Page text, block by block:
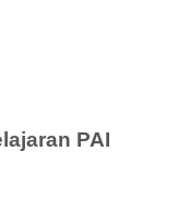
PAI